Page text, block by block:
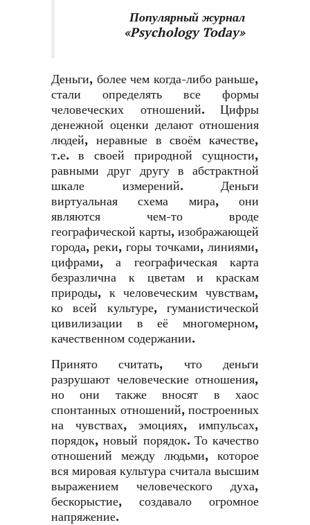
Популярный журнал
«Psychology Today»
Деньги, более чем когда-либо раньше,
стали определять все формы
человеческих отношений. Цифры
денежной оценки делают отношения
людей, неравные в своём качестве,
т.е. в своей природной сущности,
равными друг другу в абстрактной
шкале измерений. Деньги
виртуальная схема мира, они
являются чем-то вроде
географической карты, изображающей
города, реки, горы точками, линиями,
цифрами, а географическая карта
безразлична к цветам и краскам
природы, к человеческим чувствам,
ко всей культуре, гуманистической
цивилизации в её многомерном,
качественном содержании.
Принято считать, что деньги
разрушают человеческие отношения,
но они также вносят в хаос
спонтанных отношений, построенных
на чувствах, эмоциях, импульсах,
порядок, новый порядок. То качество
отношений между людьми, которое
вся мировая культура считала высшим
выражением человеческого духа,
бескорыстие, создавало огромное
напряжение.